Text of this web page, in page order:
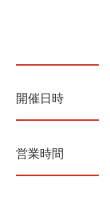
開催日時
営業時間